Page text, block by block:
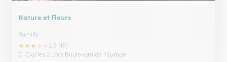
Nature et Fleurs
Rumilly
★★★
2.9 (19)
C. Cial les 2 Lacs Boulevard de l'Europe